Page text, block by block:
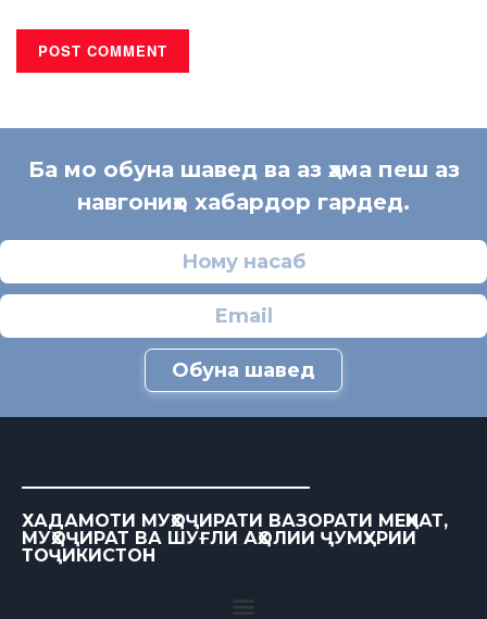
Ба мо обуна шавед ва аз ҳама пеш аз
навгониҳо хабардор гардед.
Обуна шавед
ХАДАМОТИ МУҲОҶИРАТИ ВАЗОРАТИ МЕҲНАТ,
МУҲОҶИРАТ ВА ШУҒЛИ АҲОЛИИ ҶУМҲУРИИ
ТОҶИКИСТОН